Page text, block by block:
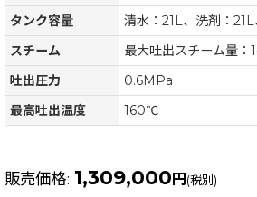
タンク容量
清水：21L、洗剤：21L
スチーム
最大吐出スチーム量
吐出圧力
0.6MPa
最高吐出温度
160℃
販売価格: 1,309,000円(税別)